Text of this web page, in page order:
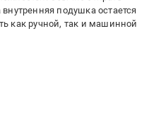
подушка остается
как ручной, так и машинной